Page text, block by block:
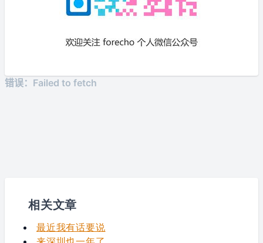
相关文章
最近我有话要说